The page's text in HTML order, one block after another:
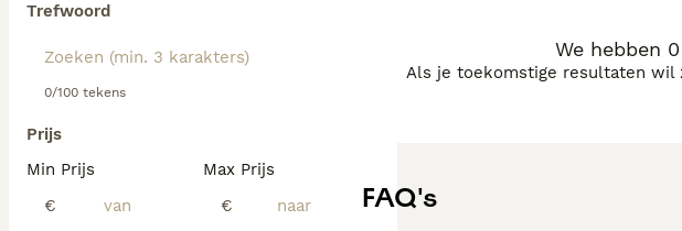
Trefwoord
0/100 tekens
Prijs
Min Prijs
€
Max Prijs
€
We hebben
Als je toekomstige resultaten wil
FAQ's